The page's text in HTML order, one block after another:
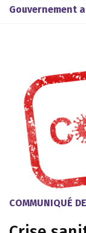
Gouvernement
COMMUNIQUÉ